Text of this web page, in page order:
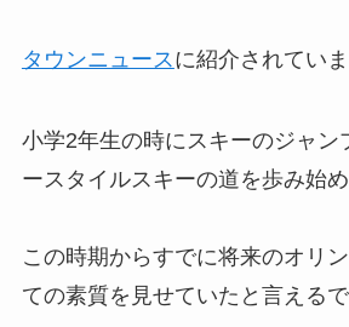
タウンニュース に紹介されていま
小学2年生の時にスキーのジャン
ースタイルスキーの道を歩み始め
この時期からすでに将来のオリ
ての素質を見せていたと言えるで